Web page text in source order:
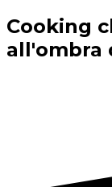
Cooking
all'ombra